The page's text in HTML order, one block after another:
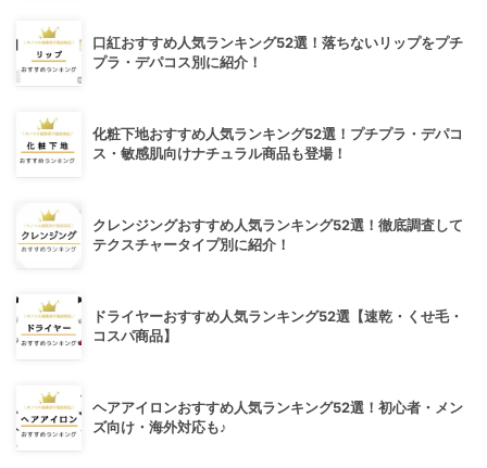
口紅おすすめ人気ランキング52選！落ちないリップをプチ
プラ・デパコス別に紹介！
化粧下地おすすめ人気ランキング52選！プチプラ・デパコ
ス・敏感肌向けナチュラル商品も登場！
クレンジングおすすめ人気ランキング52選！徹底調査して
テクスチャータイプ別に紹介！
ドライヤーおすすめ人気ランキング52選【速乾・くせ毛・
コスパ商品】
ヘアアイロンおすすめ人気ランキング52選！初心者・メン
ズ向け・海外対応も♪